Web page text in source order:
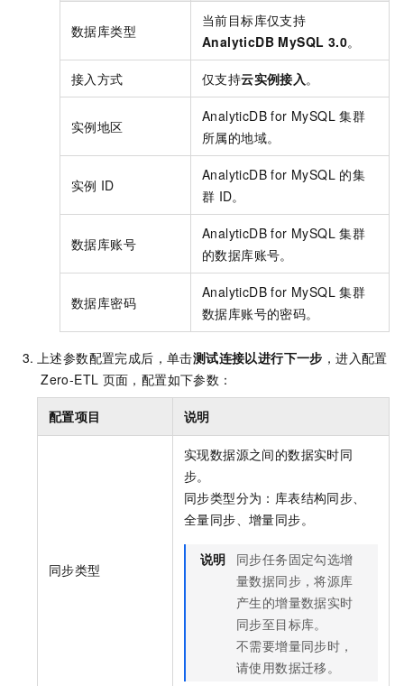
数据库类型
当前目标库仅支持
AnalyticDB MySQL 3.0。
接入方式 仅支持云实例接入 。
实例地区
AnalyticDB for MySQL 集群
所属的地域。
实例 ID
AnalyticDB for MySQL 的集
群 ID。
数据库账号
AnalyticDB for MySQL 集群
的数据库账号。
数据库密码
AnalyticDB for MySQL 集群
数据库账号的密码。
上述参数配置完成后，单击测试连接以进行下一步 ，进入配置
Zero-ETL 页面，配置如下参数：
配置项目 说明
同步类型
实现数据源之间的数据实时同
步。
同步类型分为：库表结构同步、
全量同步、增量同步。
说明
同步任务固定勾选增
量数据同步，将源库
产生的增量数据实时
同步至目标库。
不需要增量同步时，
请使用数据迁移。